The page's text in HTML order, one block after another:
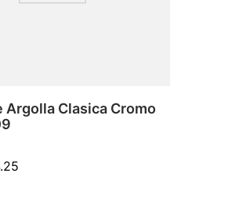
Argolla Clasica Cromo
.25